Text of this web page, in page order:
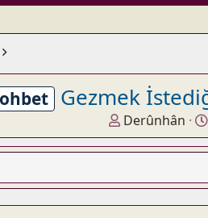
Gezmek
K
o
n
y
u
Derûnhân